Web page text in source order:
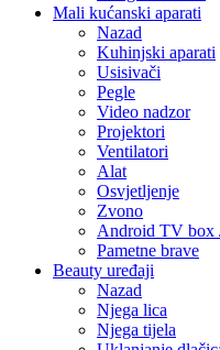
Mali kućanski aparati
Nazad
Kuhinjski aparati
Usisivači
Pegle
Video nadzor
Projektori
Ventilatori
Alat
Osvjetljenje
Zvono
Android TV box
Pametne brave
Beauty uređaji
Nazad
Njega lica
Njega tijela